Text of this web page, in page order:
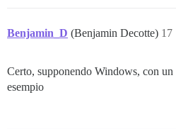
Benjamin_D (Benjamin Decotte) 17
Certo, supponendo Windows, con
esempio